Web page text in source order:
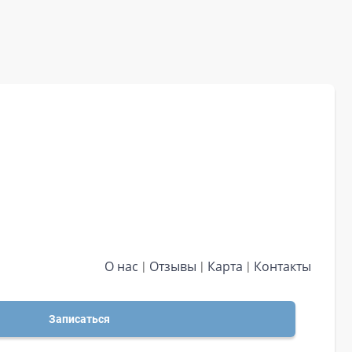
О нас Отзывы Карта Контакты
Записаться